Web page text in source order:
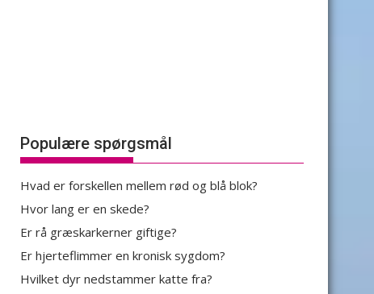
Populære spørgsmål
Hvad er forskellen mellem rød og blå blok?
Hvor lang er en skede?
Er rå græskarkerner giftige?
Er hjerteflimmer en kronisk sygdom?
Hvilket dyr nedstammer katte fra?